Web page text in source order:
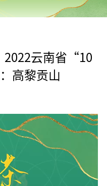
云南省“10
高黎贡山